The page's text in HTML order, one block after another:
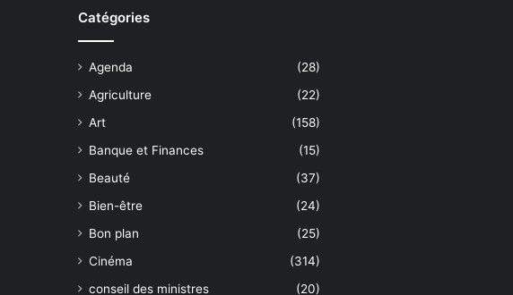
Catégories
Agenda
(28)
Agriculture
(22)
Art
(158)
Banque et Finances
(15)
Beauté
(37)
Bien-être
(24)
Bon plan
(25)
Cinéma
(314)
conseil des ministres
(20)